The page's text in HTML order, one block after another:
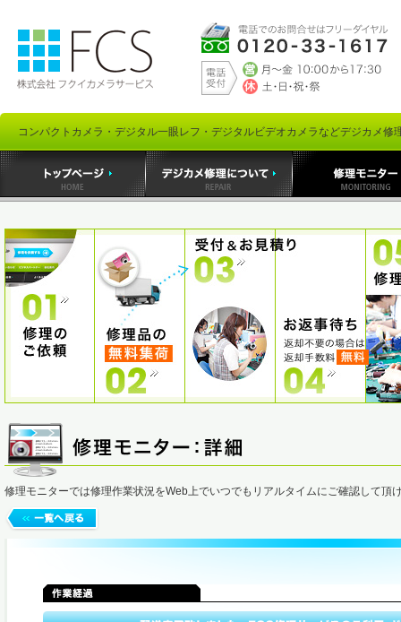
コンパクトカメラ・デジタル一眼レフ・デジタルビデオカメラなどデジカメ修
修理モニターでは修理作業状況をWeb上でいつでもリアルタイムにご確認して頂